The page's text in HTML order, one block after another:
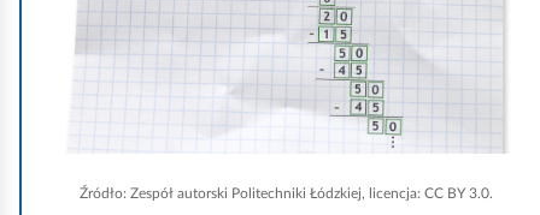
Źródło: Zespół autorski Politechniki Łódzkiej, licencja: CC BY 3.0.